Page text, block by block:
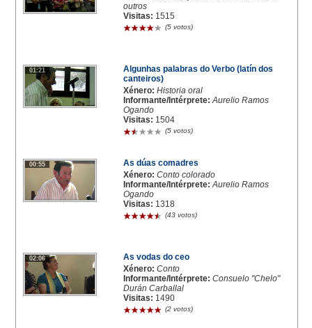
outros
Visitas: 1515
(5 votos)
01:21
Algunhas palabras do Verbo (latín dos
canteiros)
Xénero: Historia oral
Informante/Intérprete: Aurelio Ramos
Ogando
Visitas: 1504
(5 votos)
00:55
As dúas comadres
Xénero: Conto colorado
Informante/Intérprete: Aurelio Ramos
Ogando
Visitas: 1318
(43 votos)
02:06
As vodas do ceo
Xénero: Conto
Informante/Intérprete: Consuelo "Chelo"
Durán Carballal
Visitas: 1490
(2 votos)